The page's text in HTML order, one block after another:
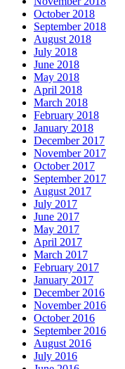
October 2018
September 2018
August 2018
July 2018
June 2018
May 2018
April 2018
March 2018
February 2018
January 2018
December 2017
November 2017
October 2017
September 2017
August 2017
July 2017
June 2017
May 2017
April 2017
March 2017
February 2017
January 2017
December 2016
November 2016
October 2016
September 2016
August 2016
July 2016